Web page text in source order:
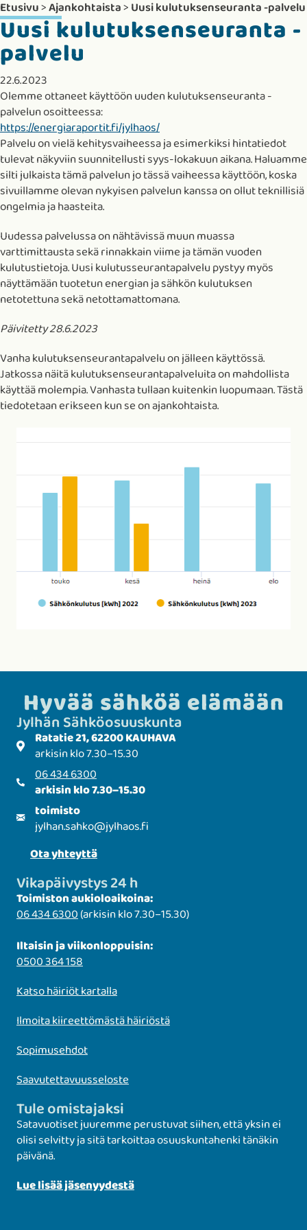
Etusivu>Ajankohtaista>Uusi kulutuksenseuranta -palvelu
Uusi kulutuksenseuranta -
palvelu
22.6.2023
Olemme ottaneet käyttöön uuden kulutuksenseuranta -
palvelun osoitteessa:
https://energiaraportit.fi/jylhaos/
Palvelu on vielä kehitysvaiheessa ja esimerkiksi hintatiedot
tulevat näkyviin suunnitellusti syys-lokakuun aikana. Haluamme
silti julkaista tämä palvelun jo tässä vaiheessa käyttöön, koska
sivuillamme olevan nykyisen palvelun kanssa on ollut teknillisiä
ongelmia ja haasteita.
Uudessa palvelussa on nähtävissä muun muassa
varttimittausta sekä rinnakkain viime ja tämän vuoden
kulutustietoja. Uusi kulutusseurantapalvelu pystyy myös
näyttämään tuotetun energian ja sähkön kulutuksen
netotettuna sekä netottamattomana.
Päivitetty 28.6.2023
Vanha kulutuksenseurantapalvelu on jälleen käyttössä.
Jatkossa näitä kulutuksenseurantapalveluita on mahdollista
käyttää molempia. Vanhasta tullaan kuitenkin luopumaan. Tästä
tiedotetaan erikseen kun se on ajankohtaista.
Hyvää sähköä elämään
Jylhän Sähkö­­osuuskunta
Ratatie 21, 62200 KAUHAVA
arkisin klo 7.30–15.30
06 434 6300
arkisin klo 7.30–15.30
toimisto
jylhan.sahko@jylhaos.fi
Ota yhteyttä
Vikapäivystys 24 h
Toimiston aukioloaikoina:
06 434 6300(arkisin klo 7.30–15.30)
Iltaisin ja viikonloppuisin:
0500 364 158
Katso häiriöt kartalla
Ilmoita kiireettömästä häiriöstä
Sopimusehdot
Saavutettavuusseloste
Tule omistajaksi
Satavuotiset juuremme perustuvat siihen, että yksin ei
olisi selvitty ja sitä tarkoittaa osuuskuntahenki tänäkin
päivänä.
Lue lisää jäsenyydestä